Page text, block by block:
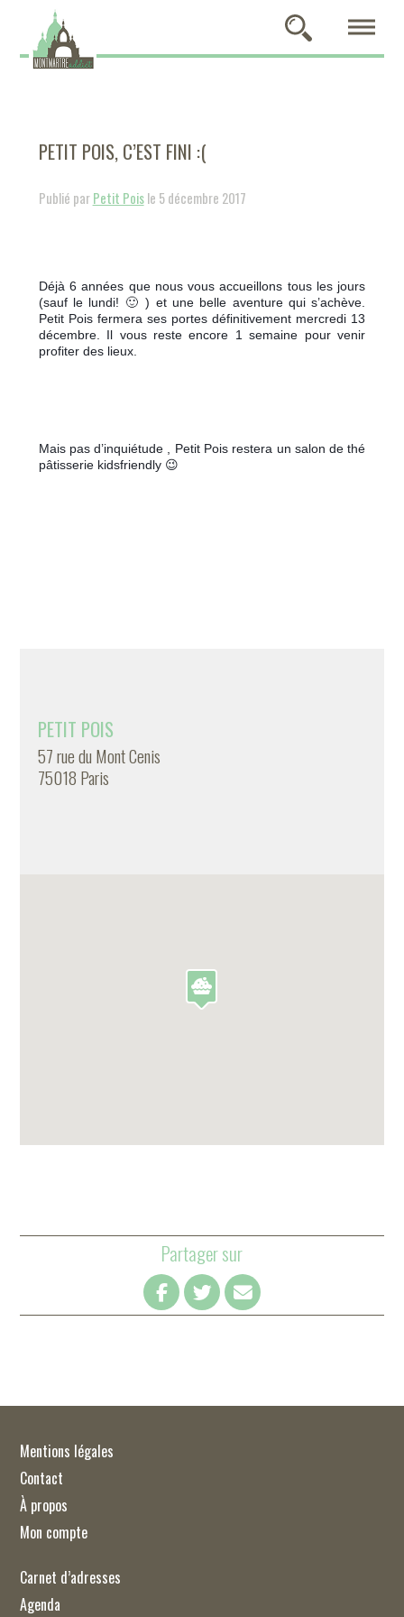
PETIT POIS, C’EST FINI :(
Publié parPetit Poisle 5 décembre 2017
Déjà 6 années que nous vous accueillons tous les jours
(sauf le lundi! 🙂 ) et une belle aventure qui s’achève.
Petit Pois fermera ses portes définitivement mercredi 13
décembre. Il vous reste encore 1 semaine pour venir
profiter des lieux.
Mais pas d’inquiétude , Petit Pois restera un salon de thé
pâtisserie kidsfriendly 😉
PETIT POIS
57 rue du Mont Cenis
75018 Paris
Partager sur
Mentions légales
Contact
À propos
Mon compte
Carnet d’adresses
Agenda